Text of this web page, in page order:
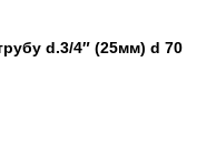
d.3/4″ (25мм) d 70